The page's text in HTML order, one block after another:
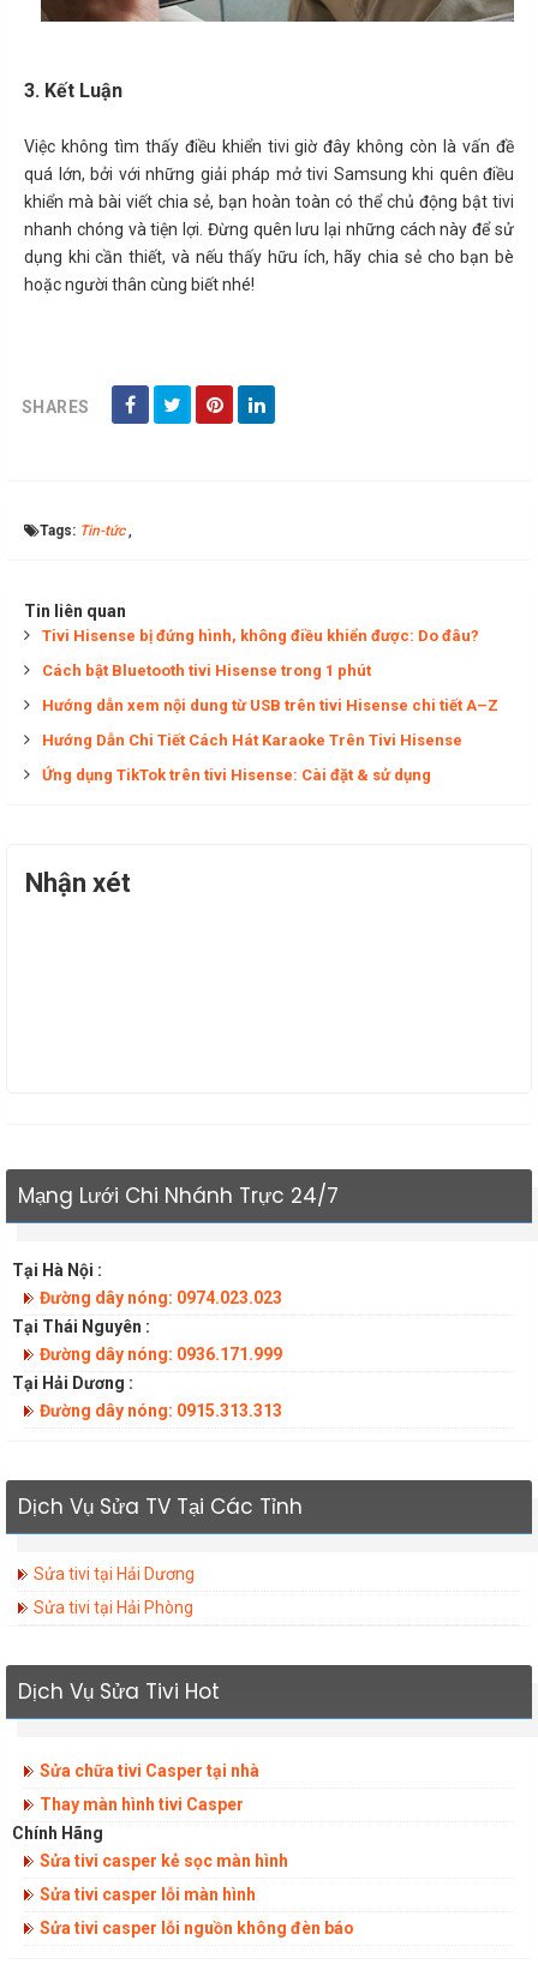
3. Kết Luận
Việc không tìm thấy điều khiển tivi giờ đây không còn là vấn đề
quá lớn, bởi với những giải pháp mở tivi Samsung khi quên điều
khiển mà bài viết chia sẻ, bạn hoàn toàn có thể chủ động bật tivi
nhanh chóng và tiện lợi. Đừng quên lưu lại những cách này để sử
dụng khi cần thiết, và nếu thấy hữu ích, hãy chia sẻ cho bạn bè
hoặc người thân cùng biết nhé!
SHARES
Tags: Tin-tức,
Tin liên quan
Tivi Hisense bị đứng hình, không điều khiển được: Do đâu?
Cách bật Bluetooth tivi Hisense trong 1 phút
Hướng dẫn xem nội dung từ USB trên tivi Hisense chi tiết A–Z
Hướng Dẫn Chi Tiết Cách Hát Karaoke Trên Tivi Hisense
Ứng dụng TikTok trên tivi Hisense: Cài đặt & sử dụng
Nhận xét
Mạng Lưới Chi Nhánh Trực 24/7
Tại Hà Nội :
Đường dây nóng: 0974.023.023
Tại Thái Nguyên :
Đường dây nóng: 0936.171.999
Tại Hải Dương :
Đường dây nóng: 0915.313.313
Dịch Vụ Sửa TV Tại Các Tỉnh
Sửa tivi tại Hải Dương
Sửa tivi tại Hải Phòng
Dịch Vụ Sửa Tivi Hot
Sửa chữa tivi Casper tại nhà
Thay màn hình tivi Casper
Chính Hãng
Sửa tivi casper kẻ sọc màn hình
Sửa tivi casper lỗi màn hình
Sửa tivi casper lỗi nguồn không đèn báo